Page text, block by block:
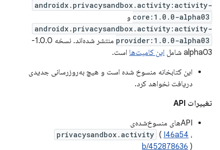
androidx.privacysandbox.activity:activity-
core:1.0.0-alpha03 و
androidx.privacysandbox.activity:activity-
provider:1.0.0-alpha03
منتشر شده‌اند. نسخه 1.0.0-
alpha03 شامل
این کامیت‌ها است.
این کتابخانه منسوخ شده است و هیچ به‌روزرسانی جدیدی
دریافت نخواهد کرد.
تغییرات API
APIهای منسوخ‌شده‌ی
privacysandbox.activity ( I46a54 ،
b/452878636 )